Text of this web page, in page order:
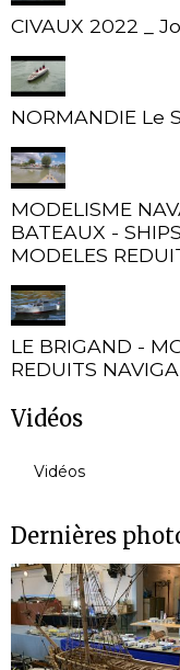
CIVAUX 2022 _
NORMANDIE Le
MODELISME
BATEAUX -
MODELES
LE BRIGAND -
REDUITS
Vidéos
Vidéos
Dernières